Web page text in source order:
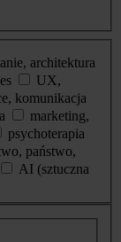
architektura
UX,
komunikacja
marketing,
psychoterapia
państwo,
AI (sztuczna